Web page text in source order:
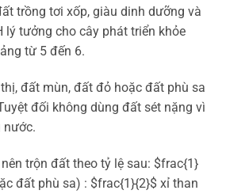
trồng tơi xốp, giàu dinh dưỡng và
tưởng cho cây phát triển khỏe
từ 5 đến 6.
đất mùn, đất đỏ hoặc đất phù sa
đối không dùng đất sét nặng vì
nước.
trộn đất theo tỷ lệ sau: $frac{1}
đất phù sa) : $frac{1}{2}$ xỉ than